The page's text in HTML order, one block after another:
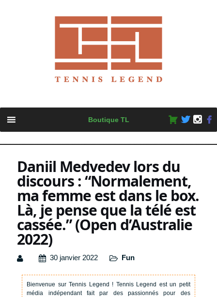
content
Boutique TL
Daniil Medvedev lors du
discours : “Normalement,
ma femme est dans le box.
Là, je pense que la télé est
cassée.” (Open d’Australie
2022)
30 janvier 2022 Fun
Bienvenue sur Tennis Legend ! Tennis Legend est un petit
média indépendant fait par des passionnés pour des